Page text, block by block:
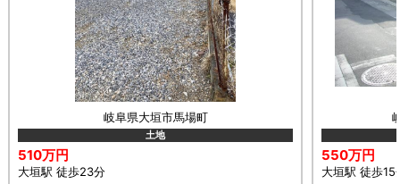
岐阜県大垣市馬場町
土地
510万円
大垣駅 徒歩23分
550万円
大垣駅 徒歩15